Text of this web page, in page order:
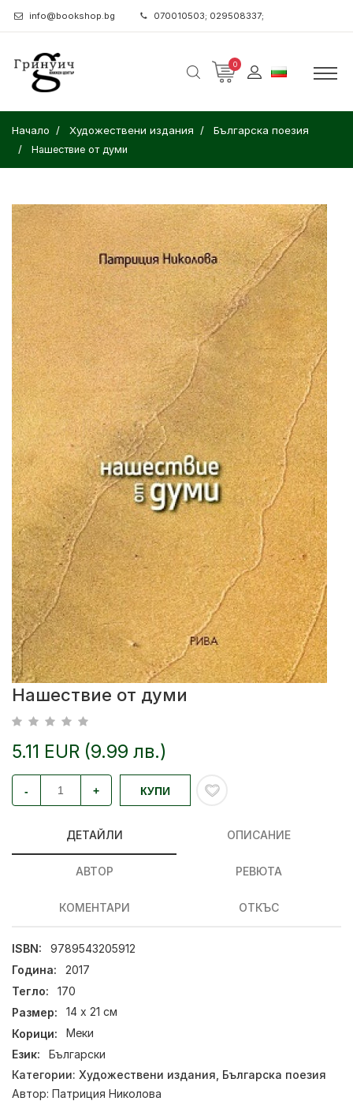
info@bookshop.bg 070010503; 029508337;
0
Начало Художествени издания Българска поезия
Нашествие от думи
Нашествие от думи
5.11 EUR (9.99 лв.)
- + КУПИ
ДЕТАЙЛИ ОПИСАНИЕ
АВТОР РЕВЮТА
КОМЕНТАРИ ОТКЪС
ISBN:
9789543205912
Година:
2017
Тегло:
170
Размер:
14 х 21 см
Корици:
Меки
Език:
Български
Категории: Художествени издания Българска поезия
Автор: Патриция Николова